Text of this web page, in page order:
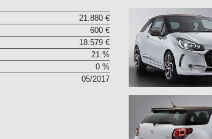
21.880 €
600 €
18.579 €
21 %
0 %
05/2017